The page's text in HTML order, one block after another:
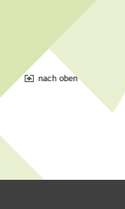
nach oben